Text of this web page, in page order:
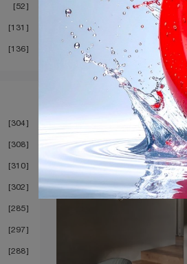
52
131
136
304
308
310
302
285
297
288
Regata